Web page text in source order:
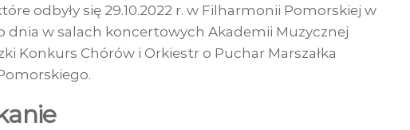
odbyły się 29.10.2022 r. w Filharmonii Pomorskiej w
dnia w salach koncertowych Akademii Muzycznej
Konkurs Chórów i Orkiestr o Puchar Marszałka